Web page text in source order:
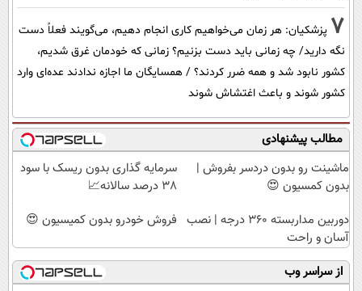
7 پزشکیان: هر زمان می‌خواهیم کاری انجام دهیم، می‌گویند فعلاً دست
نگه دارید/ چه زمانی باید دست بزنیم؟ زمانی که خودمان غرق شدیم،
کشور نابود شد و همه ضرر کردند؟ / همسایگان ما اجازه ندادند عده‌ای وارد
کشور شوند و باعث اغتشاش شوند
مطالب پیشنهادی
ماشینت رو بدون دردسر بفروش |
بدون کمسیون 😍
سرمایه گذاری بدون ریسک با سود
38 درصد سالانه📈
دوربین مداربسته 360 درجه | نصب
آسان و راحت
فروش خودرو بدون کمیسیون 😍
از سراسر وب